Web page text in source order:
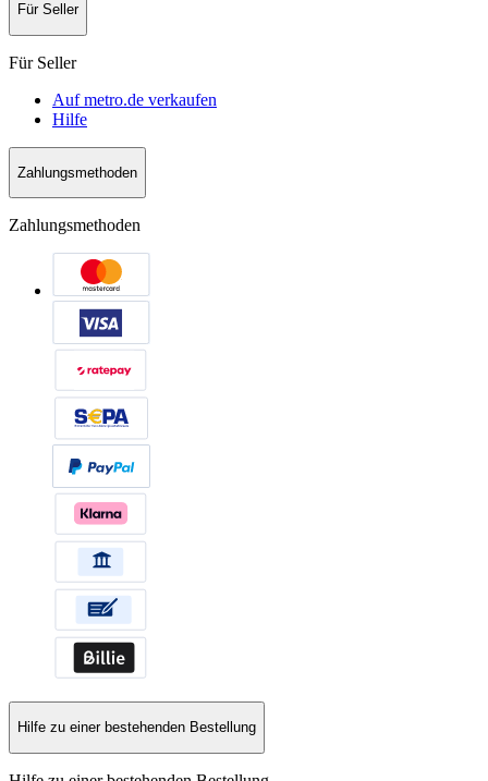
Für Seller
Für Seller
Auf metro.de verkaufen
Hilfe
Zahlungsmethoden
Zahlungsmethoden
Hilfe zu einer bestehenden Bestellung